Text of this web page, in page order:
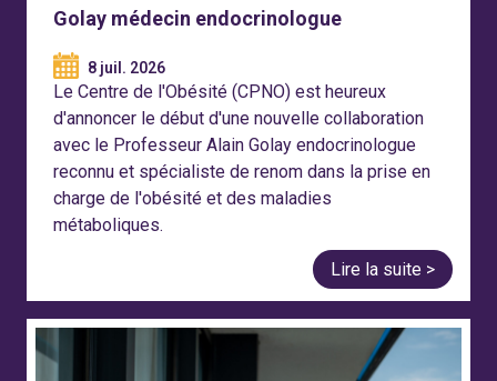
Golay médecin endocrinologue
8 juil. 2026
Le Centre de l'Obésité (CPNO) est heureux
d'annoncer le début d'une nouvelle collaboration
avec le Professeur Alain Golay endocrinologue
reconnu et spécialiste de renom dans la prise en
charge de l'obésité et des maladies
métaboliques.
Lire la suite >